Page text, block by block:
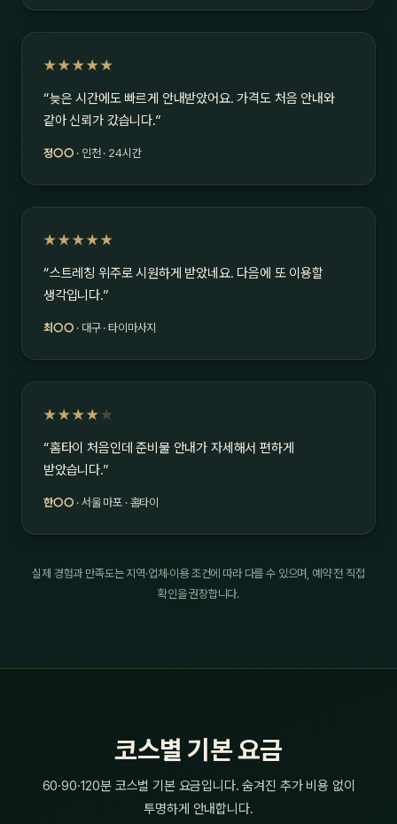
★★★★★
“늦은 시간에도 빠르게 안내받았어요. 가격도 처음 안내와
같아 신뢰가 갔습니다.”
정○○ · 인천 · 24시간
★★★★★
“스트레칭 위주로 시원하게 받았네요. 다음에 또 이용할
생각입니다.”
최○○ · 대구 · 타이마사지
★★★★ ★
“홈타이 처음인데 준비물 안내가 자세해서 편하게
받았습니다.”
한○○ · 서울 마포 · 홈타이
실제 경험과 만족도는 지역·업체·이용 조건에 따라 다를 수 있으며, 예약 전 직접
확인을 권장합니다.
코스별 기본 요금
60·90·120분 코스별 기본 요금입니다. 숨겨진 추가 비용 없이
투명하게 안내합니다.